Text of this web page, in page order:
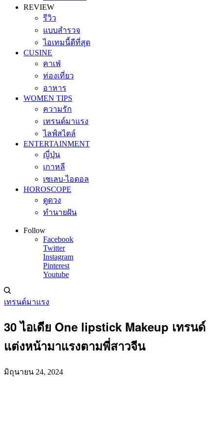
REVIEW
รีวิว
แบบสำรวจ
ไอเทมนี้ดีที่สุด
CUSINE
คาเฟ่
ท่องเที่ยว
อาหาร
WOMEN TIPS
ความรัก
เทรนด์มาแรง
ไลฟ์สไตล์
ENTERTAINMENT
ญี่ปุ่น
เกาหลี
เซเลบ-ไอดอล
HOROSCOPE
ดูดวง
ทำนายฝัน
Follow
Facebook
Twitter
Instagram
Pinterest
Youtube
เทรนด์มาแรง
30 ไอเดีย One lipstick Makeup เทรนด์
แต่งหน้ามาแรงตามพี่สาวจีน
มิถุนายน 24, 2024